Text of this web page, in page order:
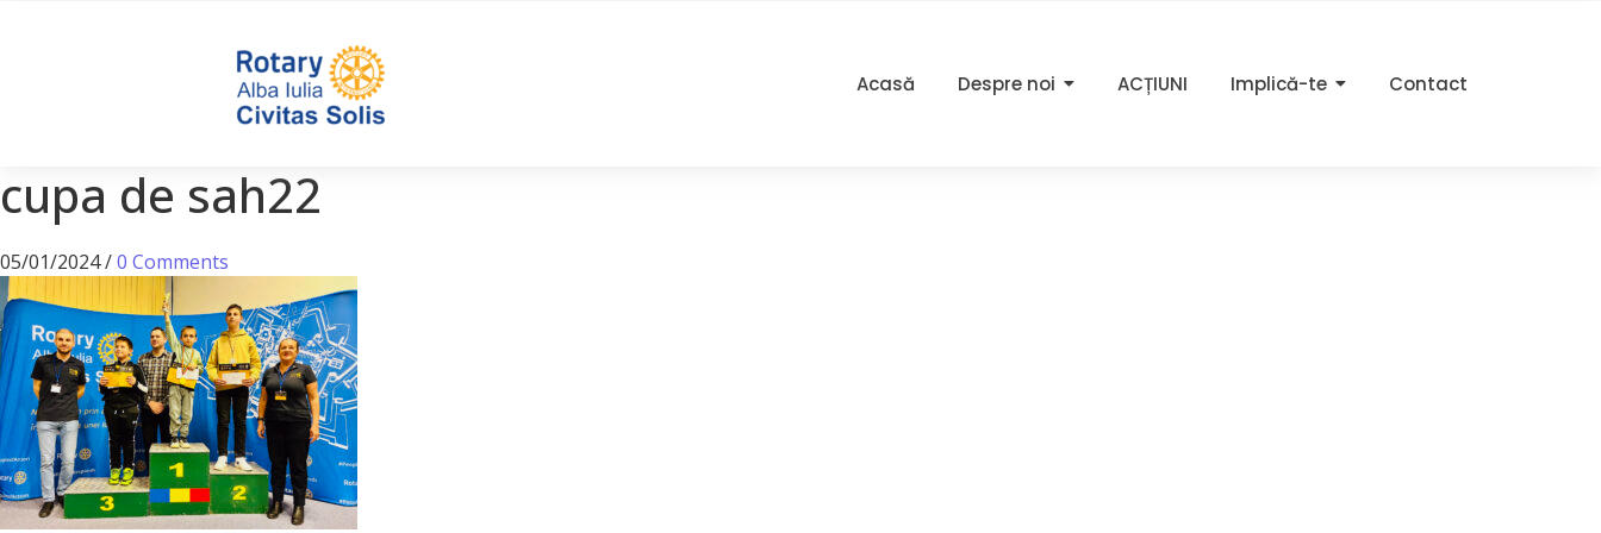
Acasă Despre noi ACȚIUNI Implică-te Contact
cupa de sah22
05/01/2024/0 Comments